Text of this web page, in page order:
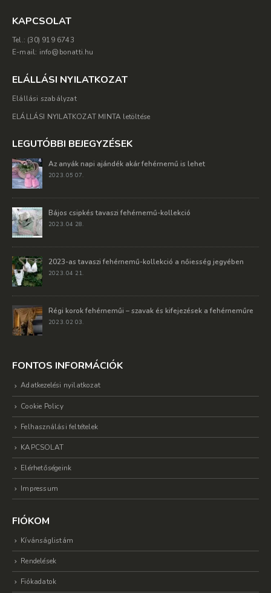
KAPCSOLAT
Tel.: (30) 919 6743
E-mail: info@bonatti.hu
ELÁLLÁSI NYILATKOZAT
Elállási szabályzat
ELÁLLÁSI NYILATKOZAT MINTA letöltése
LEGUTÓBBI BEJEGYZÉSEK
Az anyák napi ajándék akár fehérnemű is lehet
2023. 05 07.
Bájos csipkés tavaszi fehérnemű-kollekció
2023. 04 28.
2023-as tavaszi fehérnemű-kollekció a nőiesség jegyében
2023. 04 21.
Régi korok fehérneműi – szavak és kifejezések a fehérneműre
2023. 02 03.
FONTOS INFORMÁCIÓK
Adatkezelési nyilatkozat
Cookie Policy
Felhasználási feltételek
KAPCSOLAT
Elérhetőségeink
Impressum
FIÓKOM
Kívánságlistám
Rendelések
Fiókadatok